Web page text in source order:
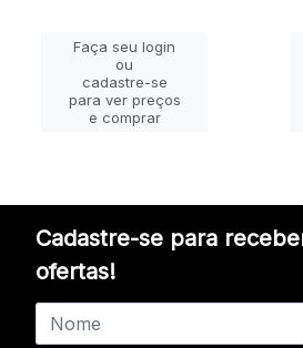
Faça seu login
ou
cadastre-se
para ver preços
e comprar
Cadastre-se para
ofertas!